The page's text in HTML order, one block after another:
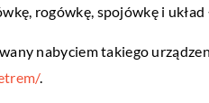
rogówkę, spojówkę i układ
nabyciem takiego
.
ŻYCIE I STYL